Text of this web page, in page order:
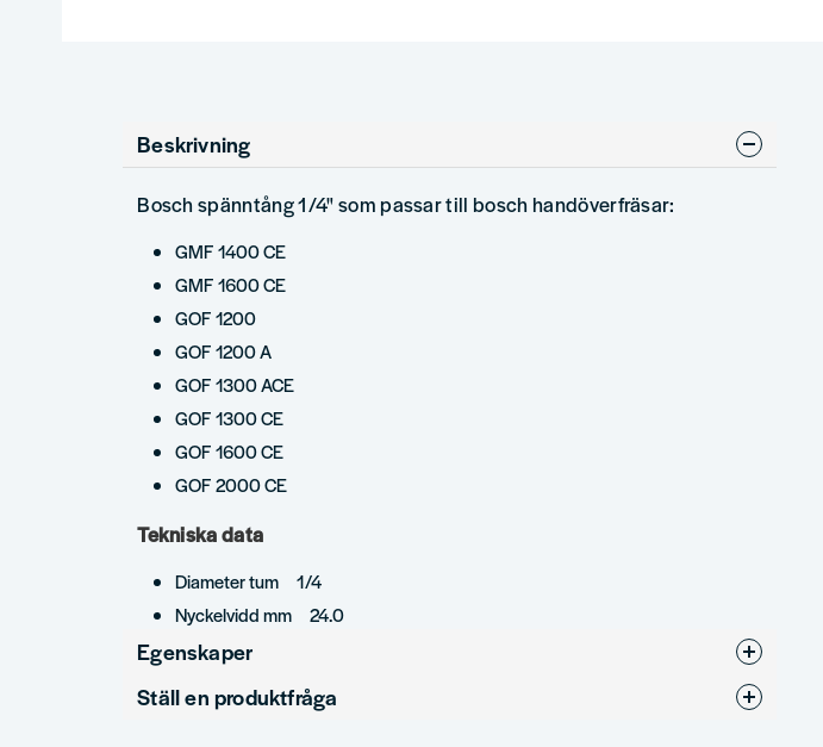
Beskrivning
Bosch spänntång 1/4" som passar till bosch handöverfräsar:
GMF 1400 CE
GMF 1600 CE
GOF 1200
GOF 1200 A
GOF 1300 ACE
GOF 1300 CE
GOF 1600 CE
GOF 2000 CE
Tekniska data
Diameter tum 1/4
Nyckelvidd mm 24.0
Egenskaper
Produkttyp
Ställ en produktfråga